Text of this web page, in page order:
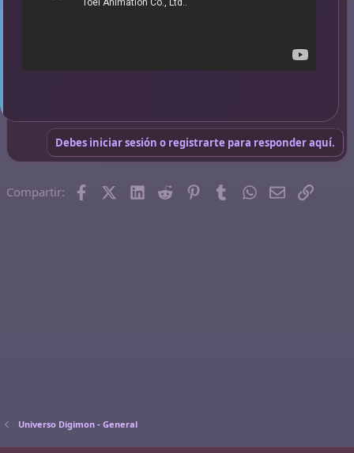
Debes iniciar sesión o registrarte para responder aquí.
Compartir: FacebookX (Twitter)
LinkedInReddit PinterestTumblrWhatsApp
EmailEnlace
Universo Digimon - General